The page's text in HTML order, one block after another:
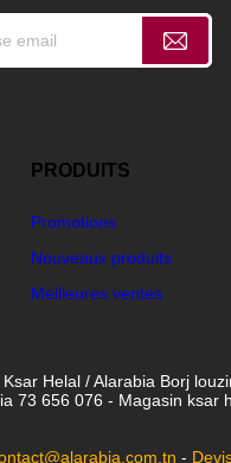
PRODUITS
Promotions
Nouveaux produits
Meilleures ventes
Helal / Alarabia Borj
73 656 076 - Magasin ksar
-